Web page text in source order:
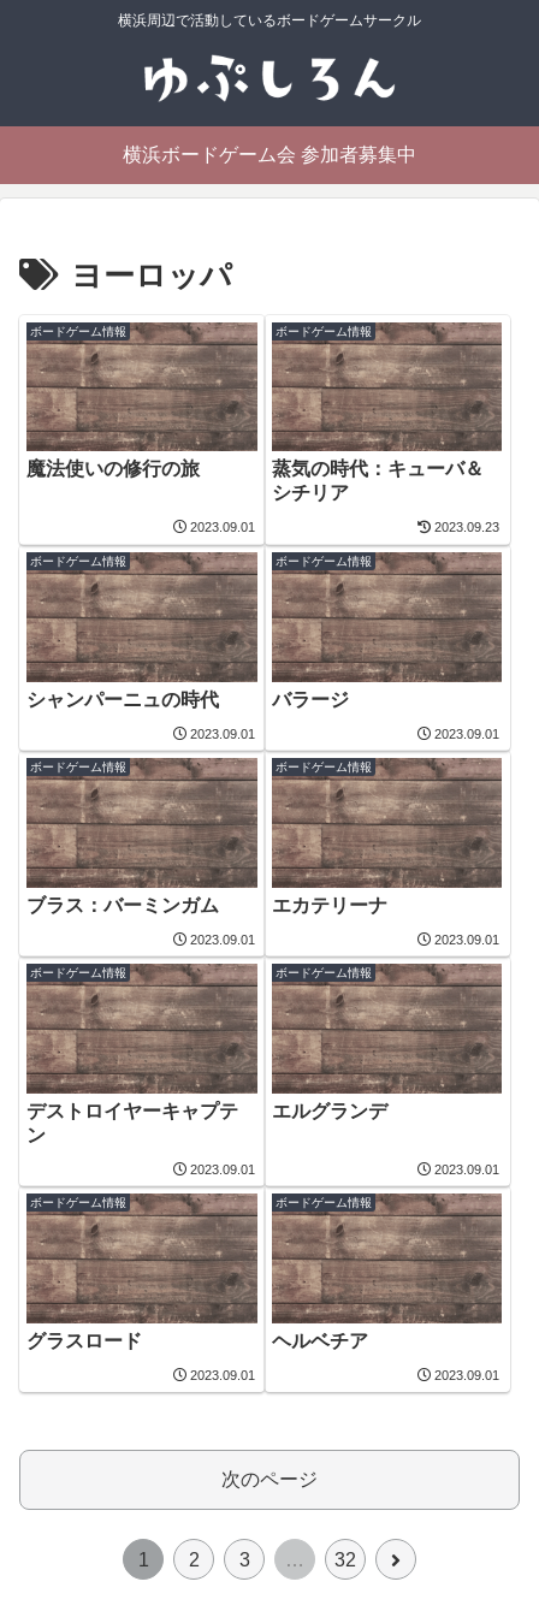
横浜周辺で活動しているボードゲームサークル
横浜ボードゲーム会 参加者募集中
ヨーロッパ
ボードゲーム情報
魔法使いの修行の旅
2023.09.01
ボードゲーム情報
蒸気の時代：キューバ＆
シチリア
2023.09.23
ボードゲーム情報
シャンパーニュの時代
2023.09.01
ボードゲーム情報
バラージ
2023.09.01
ボードゲーム情報
ブラス：バーミンガム
2023.09.01
ボードゲーム情報
エカテリーナ
2023.09.01
ボードゲーム情報
デストロイヤーキャプテ
ン
2023.09.01
ボードゲーム情報
エルグランデ
2023.09.01
ボードゲーム情報
グラスロード
2023.09.01
ボードゲーム情報
ヘルベチア
2023.09.01
次のページ
1 2 3 … 32
次